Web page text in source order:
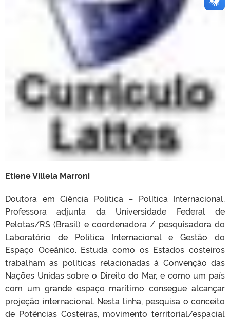
Etiene Villela Marroni
Doutora em Ciência Política – Política Internacional.
Professora adjunta da Universidade Federal de
Pelotas/RS (Brasil) e coordenadora / pesquisadora do
Laboratório de Política Internacional e Gestão do
Espaço Oceânico. Estuda como os Estados costeiros
trabalham as políticas relacionadas à Convenção das
Nações Unidas sobre o Direito do Mar, e como um país
com um grande espaço marítimo consegue alcançar
projeção internacional. Nesta linha, pesquisa o conceito
de Potências Costeiras, movimento territorial/espacial